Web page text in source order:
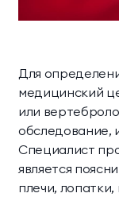
Для
медицинский
или
обследование,
Специалист
является
плечи,